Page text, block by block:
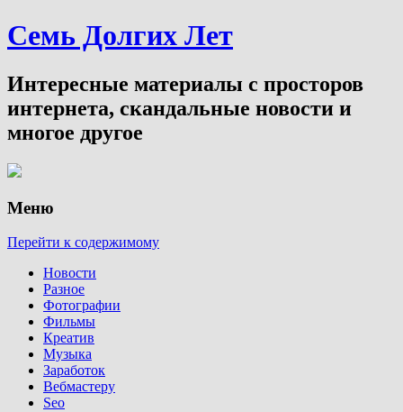
Семь Долгих Лет
Интересные материалы с просторов
интернета, скандальные новости и
многое другое
Меню
Перейти к содержимому
Новости
Разное
Фотографии
Фильмы
Креатив
Музыка
Заработок
Вебмастеру
Seo